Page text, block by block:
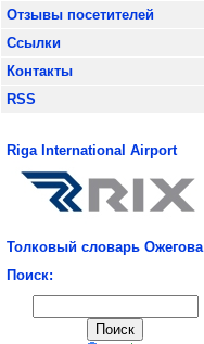
Отзывы посетителей
Ссылки
Контакты
RSS
Riga International Airport
Толковый словарь Ожегова
Поиск: